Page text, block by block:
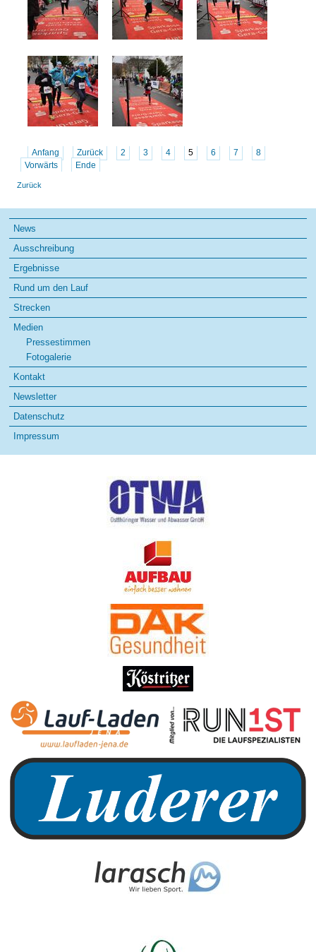
Anfang Zurück 2 3 4 5 6 7
8
Vorwärts
Ende
Zurück
Navigation
überspringen
News
Ausschreibung
Ergebnisse
Rund um den Lauf
Strecken
Medien
Pressestimmen
Fotogalerie
Kontakt
Newsletter
Datenschutz
Impressum